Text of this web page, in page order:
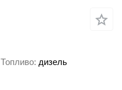
Топливо дизель